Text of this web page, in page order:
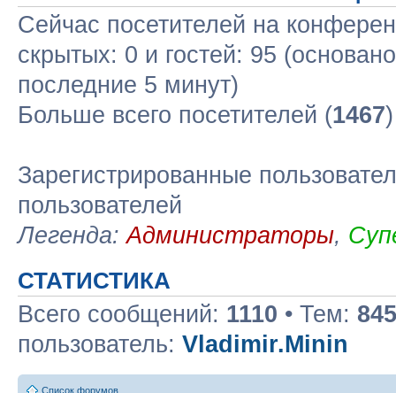
Сейчас посетителей на
скрытых: 0 и гостей: 95
последние 5 минут)
Больше всего посетителей (1467
Зарегистрированные
пользователей
Легенда:Администраторы,
СТАТИСТИКА
Всего сообщений: 1110 • Тем: 845
пользователь: Vladimir.Minin
Список форумов